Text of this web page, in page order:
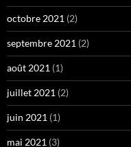
octobre 2021 (2)
septembre 2021 (2)
août 2021 (1)
juillet 2021 (2)
juin 2021 (1)
mai 2021 (3)